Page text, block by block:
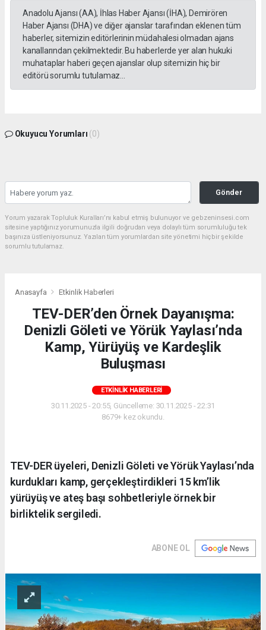
Anadolu Ajansı (AA), İhlas Haber Ajansı (İHA), Demirören
Haber Ajansı (DHA) ve diğer ajanslar tarafından eklenen tüm
haberler, sitemizin editörlerinin müdahalesi olmadan ajans
kanallarından çekilmektedir. Bu haberlerde yer alan hukuki
muhataplar haberi geçen ajanslar olup sitemizin hiç bir
editörü sorumlu tutulamaz...
Okuyucu Yorumları (0)
Gönder
Yorum yazarak Topluluk Kuralları’nı kabul etmiş bulunuyor ve gebzeninsesi.com
sitesine yaptığınız yorumunuzla ilgili doğrudan veya dolaylı tüm sorumluluğu tek
başınıza üstleniyorsunuz. Yazılan tüm yorumlardan site yönetimi hiçbir şekilde
sorumlu tutulamaz.
Anasayfa Etkinlik Haberleri
TEV-DER’den Örnek Dayanışma:
Denizli Göleti ve Yörük Yaylası’nda
Kamp, Yürüyüş ve Kardeşlik
Buluşması
ETKINLIK HABERLERI
30.11.2025 - 20:55, Güncelleme: 30.11.2025 - 22:31
8679+ kez okundu.
TEV-DER üyeleri, Denizli Göleti ve Yörük Yaylası’nda
kurdukları kamp, gerçekleştirdikleri 15 km’lik
yürüyüş ve ateş başı sohbetleriyle örnek bir
birliktelik sergiledi.
ABONE OL